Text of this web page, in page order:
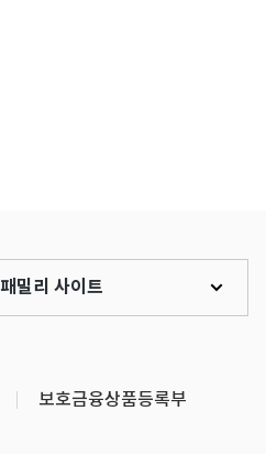
보호금융상품등록부
패밀리 사이트